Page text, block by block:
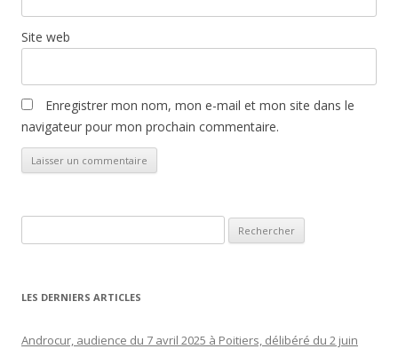
Site web
Enregistrer mon nom, mon e-mail et mon site dans le
navigateur pour mon prochain commentaire.
LES DERNIERS ARTICLES
Androcur, audience du 7 avril 2025 à Poitiers, délibéré du 2 juin